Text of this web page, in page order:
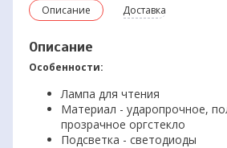
Описание Доставка
Описание
Особенности:
Лампа для чтения
Материал - ударопрочное,
прозрачное оргстекло
Подсветка - светодиоды